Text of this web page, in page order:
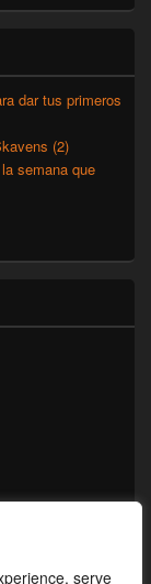
serve
dar tus primeros
(2)
semana que